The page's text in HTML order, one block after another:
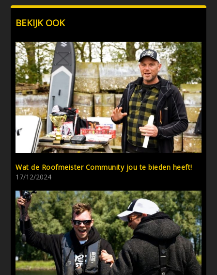
BEKIJK OOK
Wat de Roofmeister Community jou te bieden heeft!
17/12/2024